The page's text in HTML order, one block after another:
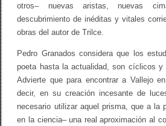
a
c
a
A
l
e
y
d
otros– nuevas aristas, nuevas
descubrimiento de inéditas y vitales
obras del autor de Trilce.
Pedro Granados considera que los
poeta hasta la actualidad, son cíclicos y
Advierte que para encontrar a Vallejo
decir, en su creación incesante de
necesario utilizar aquel prisma, que a la
en la ciencia– una real aproximación al